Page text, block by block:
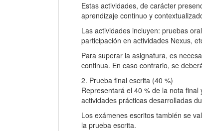
Estas actividades, de carácter
aprendizaje continuo y
Las actividades incluyen: pruebas
participación en actividades Nexus,
Para superar la asignatura, es
continua. En caso contrario, se
2. Prueba final escrita (40 %)
Representará el 40 % de la nota
actividades prácticas desarrolladas
Los exámenes escritos también se
la prueba escrita.